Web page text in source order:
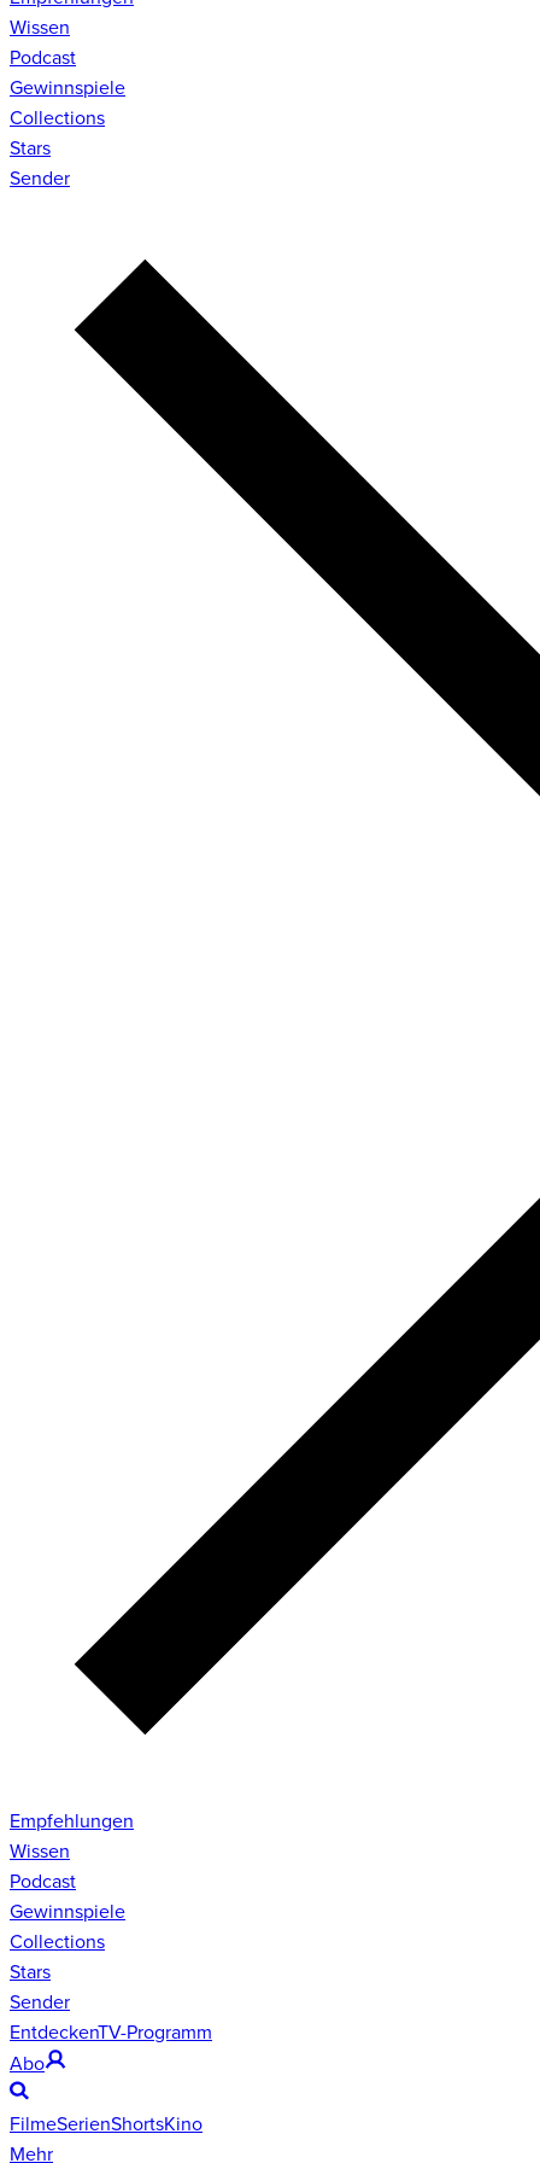
Wissen
Podcast
Gewinnspiele
Collections
Stars
Sender
Empfehlungen
Wissen
Podcast
Gewinnspiele
Collections
Stars
Sender
EntdeckenTV-Programm
Abo
FilmeSerienShortsKino
Mehr